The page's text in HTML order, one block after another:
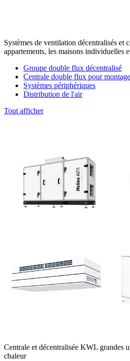
Systèmes de ventilation décentralisés et
appartements, les maisons individuelles
Groupe double flux décentralisé
Centrale double flux pour
Systèmes périphériques
Distribution de l'air
Tout afficher
Centrale et décentralisée KWL grandes
chaleur